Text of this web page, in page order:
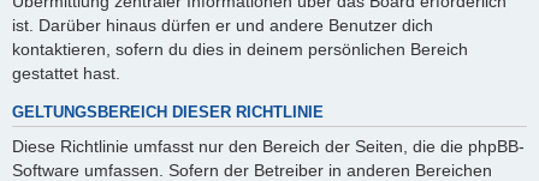
ist. Darüber hinaus dürfen er und andere Benutzer dich
kontaktieren, sofern du dies in deinem persönlichen Bereich
gestattet hast.
GELTUNGSBEREICH DIESER RICHTLINIE
Diese Richtlinie umfasst nur den Bereich der Seiten, die die phpBB-
Software umfassen. Sofern der Betreiber in anderen Bereichen